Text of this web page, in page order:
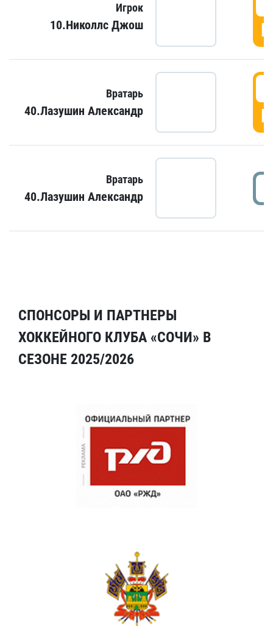
Игрок
10.Николлс Джош
Вратарь
40.Лазушин Александр
Вратарь
40.Лазушин Александр
СПОНСОРЫ И ПАРТНЕРЫ
ХОККЕЙНОГО КЛУБА «СОЧИ» В
СЕЗОНЕ 2025/2026